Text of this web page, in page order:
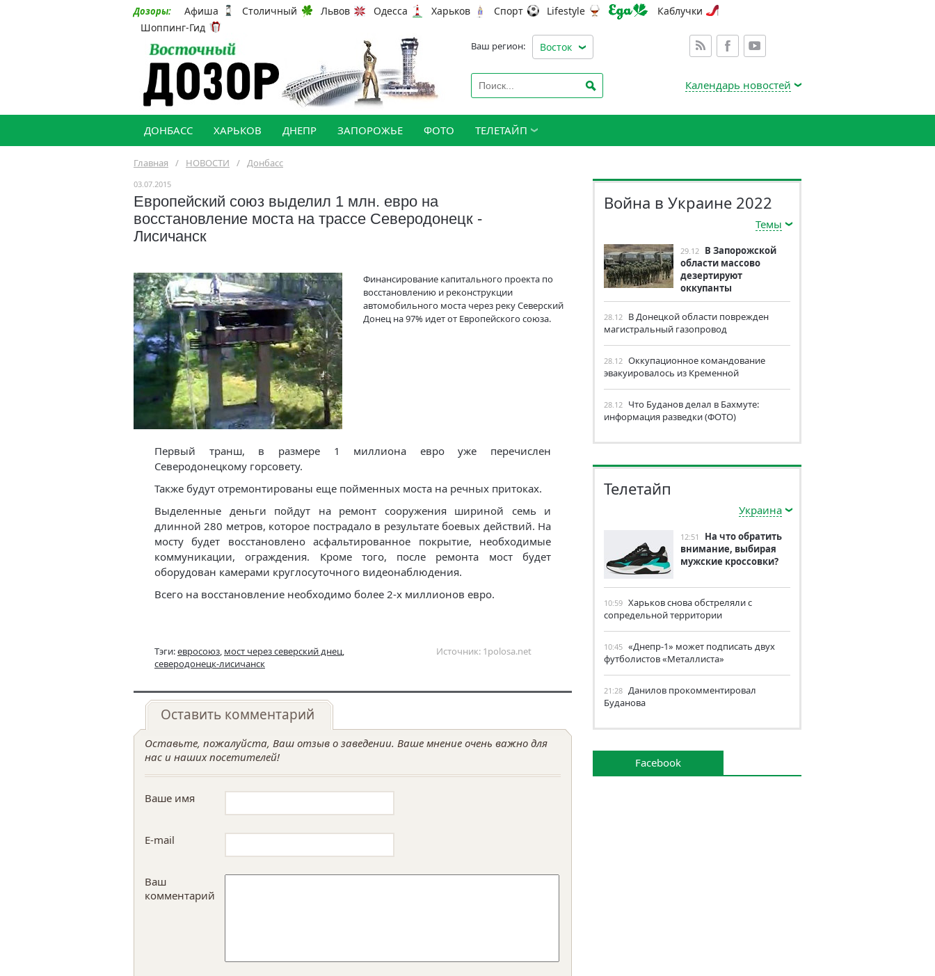
Дозоры: Афиша Столичный Львов Одесса Харьков Спорт Lifestyle
Каблучки
Шоппинг-Гид
Ваш регион: Восток
Календарь новостей
ДОНБАСС ХАРЬКОВ ДНЕПР ЗАПОРОЖЬЕ ФОТО ТЕЛЕТАЙП
Главная / НОВОСТИ / Донбасс
03.07.2015
Европейский союз выделил 1 млн. евро на
восстановление моста на трассе Северодонецк -
Лисичанск
Финансирование капитального проекта по
восстановлению и реконструкции
автомобильного моста через реку Северский
Донец на 97% идет от Европейского союза.
Первый транш, в размере 1 миллиона евро уже перечислен
Северодонецкому горсовету.
Также будут отремонтированы еще пойменных моста на речных притоках.
Выделенные деньги пойдут на ремонт сооружения шириной семь и
длинной 280 метров, которое пострадало в результате боевых действий. На
мосту будет восстановлено асфальтированное покрытие, необходимые
коммуникации, ограждения. Кроме того, после ремонта мост будет
оборудован камерами круглосуточного видеонаблюдения.
Всего на восстановление необходимо более 2-х миллионов евро.
Тэги:евросоюз, мост через северский днец,
северодонецк-лисичанск
Источник: 1polosa.net
Оставить комментарий
Оставьте, пожалуйста, Ваш отзыв о заведении. Ваше мнение очень важно для
нас и наших посетителей!
Ваше имя
E-mail
Ваш
комментарий
Война в Украине 2022
Темы
29.12 В Запорожской
области массово
дезертируют
оккупанты
28.12 В Донецкой области поврежден
магистральный газопровод
28.12 Оккупационное командование
эвакуировалось из Кременной
28.12 Что Буданов делал в Бахмуте:
информация разведки (ФОТО)
Телетайп
Украина
12:51
На что обратить
внимание, выбирая
мужские кроссовки?
10:59 Харьков снова обстреляли с
сопредельной территории
10:45 «Днепр-1» может подписать двух
футболистов «Металлиста»
21:28 Данилов прокомментировал
Буданова
Facebook